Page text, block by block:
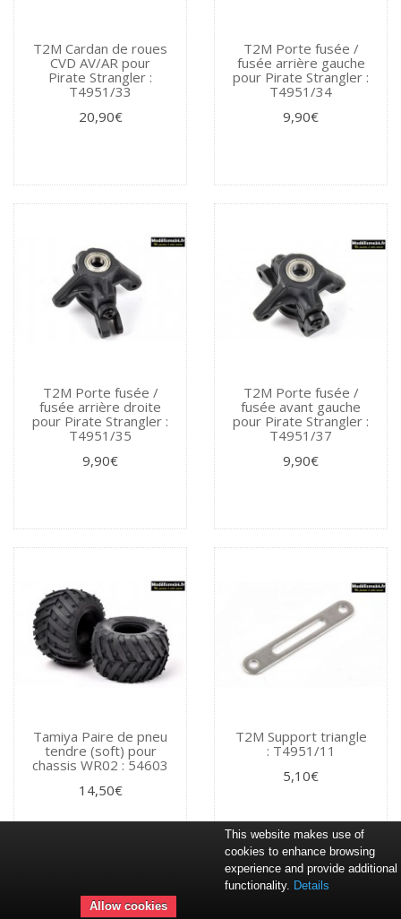
T2M Cardan de roues
CVD AV/AR pour
Pirate Strangler :
T4951/33
20,90€
T2M Porte fusée /
fusée arrière gauche
pour Pirate Strangler :
T4951/34
9,90€
T2M Porte fusée /
fusée arrière droite
pour Pirate Strangler :
T4951/35
9,90€
T2M Porte fusée /
fusée avant gauche
pour Pirate Strangler :
T4951/37
9,90€
Tamiya Paire de pneu
tendre (soft) pour
chassis WR02 : 54603
14,50€
T2M Support triangle
: T4951/11
5,10€
This website makes use of
cookies to enhance browsing
experience and provide additional
functionality. Details
Allow cookies